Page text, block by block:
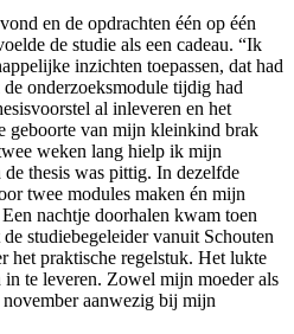
en de opdrachten één op één
de studie als een cadeau. “Ik
inzichten toepassen, dat had
onderzoeksmodule tijdig had
al inleveren en het
geboorte van mijn kleinkind brak
weken lang hielp ik mijn
thesis was pittig. In dezelfde
twee modules maken én mijn
nachtje doorhalen kwam toen
studiebegeleider vanuit Schouten
het praktische regelstuk. Het lukte
te leveren. Zowel mijn moeder als
aanwezig bij mijn